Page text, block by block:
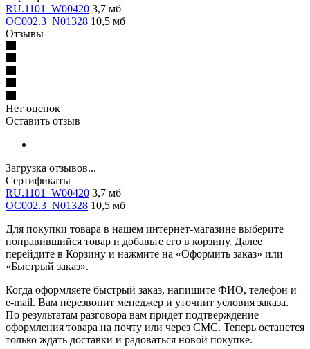
RU.1101_W00420 3,7 мб
OC002.3_N01328 10,5 мб
Отзывы
Нет оценок
Оставить отзыв
Загрузка отзывов...
Сертификаты
RU.1101_W00420 3,7 мб
OC002.3_N01328 10,5 мб
Для покупки товара в нашем интернет-магазине выберите
понравившийся товар и добавьте его в корзину. Далее
перейдите в Корзину и нажмите на «Оформить заказ» или
«Быстрый заказ».
Когда оформляете быстрый заказ, напишите ФИО, телефон и
e-mail. Вам перезвонит менеджер и уточнит условия заказа.
По результатам разговора вам придет подтверждение
оформления товара на почту или через СМС. Теперь останется
только ждать доставки и радоваться новой покупке.